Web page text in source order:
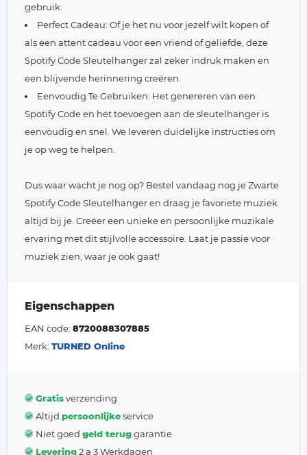
gebruik.
Perfect Cadeau: Of je het nu voor jezelf wilt kopen of
als een attent cadeau voor een vriend of geliefde, deze
Spotify Code Sleutelhanger zal zeker indruk maken en
een blijvende herinnering creëren.
Eenvoudig Te Gebruiken: Het genereren van een
Spotify Code en het toevoegen aan de sleutelhanger is
eenvoudig en snel. We leveren duidelijke instructies om
je op weg te helpen.
Dus waar wacht je nog op? Bestel vandaag nog je Zwarte
Spotify Code Sleutelhanger en draag je favoriete muziek
altijd bij je. Creëer een unieke en persoonlijke muzikale
ervaring met dit stijlvolle accessoire. Laat je passie voor
muziek zien, waar je ook gaat!
Eigenschappen
EAN code: 8720088307885
Merk: TURNED Online
Gratisverzending
Altijd persoonlijkeservice
Niet goed geld teruggarantie
Levering2 a 3 Werkdagen